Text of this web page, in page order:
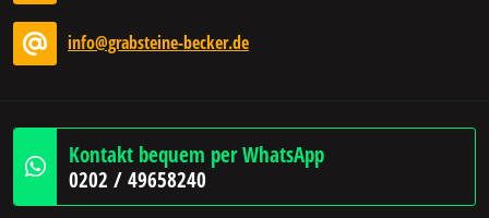
info@grabsteine-becker.de
Kontakt bequem per WhatsApp
0202 / 49658240